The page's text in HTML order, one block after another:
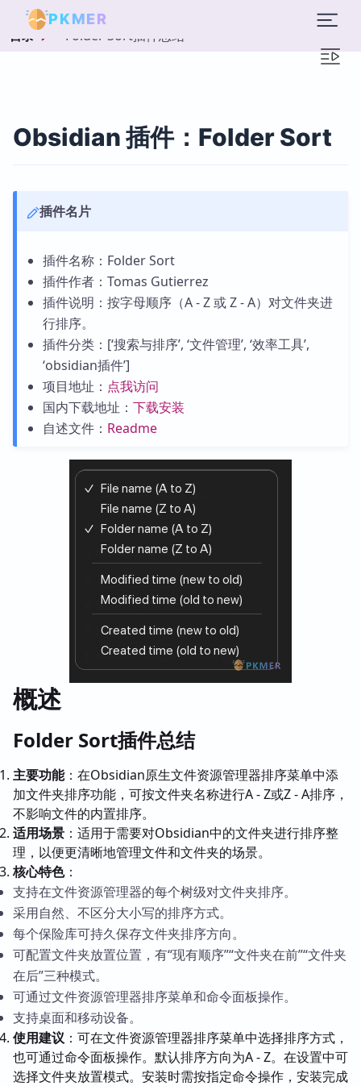
PKMER
目录 Folder Sort插件总结
Obsidian 插件：Folder Sort
插件名片
插件名称：Folder Sort
插件作者：Tomas Gutierrez
插件说明：按字母顺序（A - Z 或 Z - A）对文件夹进
行排序。
插件分类：[‘搜索与排序’, ‘文件管理’, ‘效率工具’,
‘obsidian插件’]
项目地址： 点我访问
国内下载地址： 下载安装
自述文件： Readme
概述
Folder Sort插件总结
主要功能：在Obsidian原生文件资源管理器排序菜单中添
加文件夹排序功能，可按文件夹名称进行A - Z或Z - A排序，
不影响文件的内置排序。
适用场景 ：适用于需要对Obsidian中的文件夹进行排序整
理，以便更清晰地管理文件和文件夹的场景。
核心特色：
支持在文件资源管理器的每个树级对文件夹排序。
采用自然、不区分大小写的排序方式。
每个保险库可持久保存文件夹排序方向。
可配置文件夹放置位置，有“现有顺序”“文件夹在前”“文件夹
在后”三种模式。
可通过文件资源管理器排序菜单和命令面板操作。
支持桌面和移动设备。
使用建议 ：可在文件资源管理器排序菜单中选择排序方式，
也可通过命令面板操作。默认排序方向为A - Z。在设置中可
选择文件夹放置模式。安装时需按指定命令操作，安装完成